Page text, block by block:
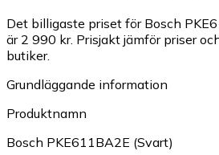
Det billigaste priset för Bosch
är 2 990 kr. Prisjakt jämför priser
butiker.
Grundläggande information
Produktnamn
Bosch PKE611BA2E (Svart)